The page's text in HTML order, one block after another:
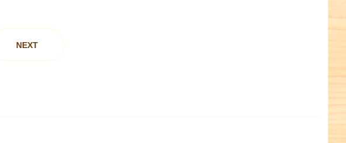
NEXT